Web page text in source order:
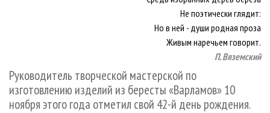
ПРОИЗВОДСТВО ДРЕВЕСНЫХ ПЛИТ
ПРОИЗВОДСТВО МЕБЕЛИ
БИОЭНЕРГЕТИКА
ЦБП
ПРИОРИТЕТНЫЕ ИНВЕСТПРОЕКТЫ
RUSSIAN FORESTRY REVIEW
ГАЗЕТА ЛЕСПРОМФОРУМ
Не поэтически глядит:
Но в ней - души родная проза
Живым наречьем говорит.
П. Вяземский
Руководитель творческой мастерской по
изготовлению изделий из бересты «Варламов» 10
ноября этого года отметил свой 42-й день рождения.